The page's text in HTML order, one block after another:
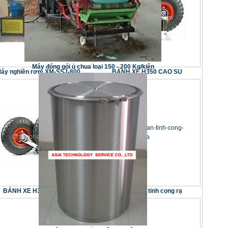
Máy đóng gói ủ chua loại 150 - 200 Kg/kiện
nghiền rơm XM-SSJ-800 BÁNH XE H350 CAO SU
BÁNH XE H350 CAO SU Máy in nhãn tinh cọng rạ